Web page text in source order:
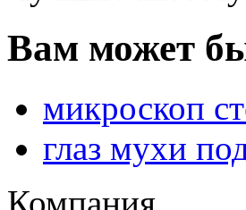
Вам может
микроскоп
глаз мухи